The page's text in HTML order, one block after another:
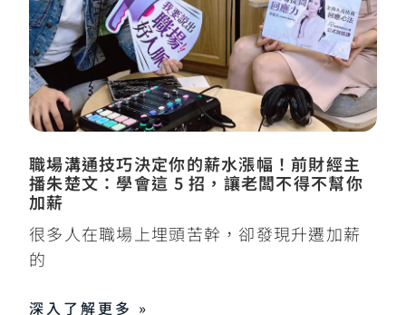
職場溝通技巧決定你的薪水漲幅！前財經主
播朱楚文：學會這 5 招，讓老闆不得不幫你
加薪
很多人在職場上埋頭苦幹，卻發現升遷加薪
的
深入了解更多 »